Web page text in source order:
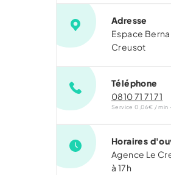
Adresse
Espace
Creusot
Téléphone
0810 71 71 71
Service 0,06€ / min
Horaires
Agence Le
à 17h